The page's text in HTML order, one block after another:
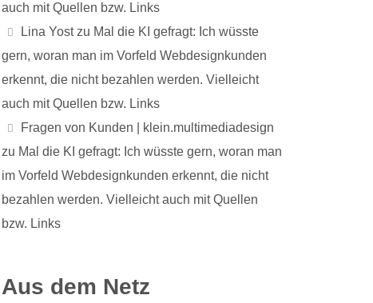
auch mit Quellen bzw. Links
Lina Yostzu Mal die KI gefragt: Ich wüsste
gern, woran man im Vorfeld Webdesignkunden
erkennt, die nicht bezahlen werden. Vielleicht
auch mit Quellen bzw. Links
Fragen von Kunden | klein.multimedia­design
zu Mal die KI gefragt: Ich wüsste gern, woran man
im Vorfeld Webdesignkunden erkennt, die nicht
bezahlen werden. Vielleicht auch mit Quellen
bzw. Links
Aus dem Netz